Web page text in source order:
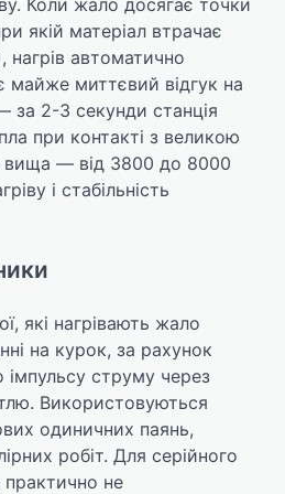
Коли жало досягає точки
якій матеріал втрачає
нагрів автоматично
майже миттєвий відгук на
за 2-3 секунди станція
при контакті з великою
вища — від 3800 до 8000
і стабільність
які нагрівають жало
на курок, за рахунок
струму через
Використовуються
одиничних паянь,
робіт. Для серійного
практично не